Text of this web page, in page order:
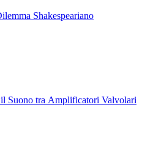
Shakespeariano
Suono tra Amplificatori Valvolari